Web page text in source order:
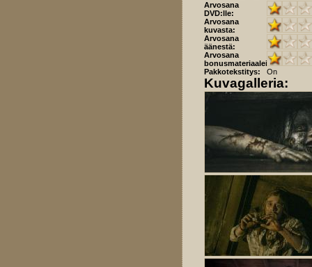
Arvosana
DVD:lle:
Arvosana
kuvasta:
Arvosana
äänestä:
Arvosana
bonusmateriaaleista:
Pakkotekstitys:
On
Kuvagalleria: